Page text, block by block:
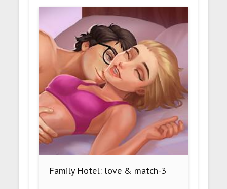
Family Hotel: love & match-3